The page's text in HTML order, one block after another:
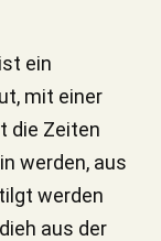
ein
mit einer
die Zeiten
werden, aus
werden
aus der